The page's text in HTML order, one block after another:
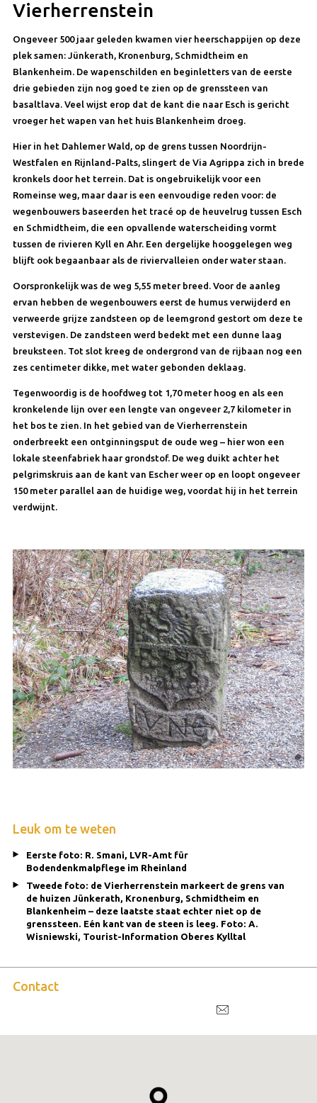
Vierherrenstein
Ongeveer 500 jaar geleden kwamen vier heerschappijen op deze
plek samen: Jünkerath, Kronenburg, Schmidtheim en
Blankenheim. De wapenschilden en beginletters van de eerste
drie gebieden zijn nog goed te zien op de grenssteen van
basaltlava. Veel wijst erop dat de kant die naar Esch is gericht
vroeger het wapen van het huis Blankenheim droeg.
Hier in het Dahlemer Wald, op de grens tussen Noordrijn-
Westfalen en Rijnland-Palts, slingert de Via Agrippa zich in brede
kronkels door het terrein. Dat is ongebruikelijk voor een
Romeinse weg, maar daar is een eenvoudige reden voor: de
wegenbouwers baseerden het tracé op de heuvelrug tussen Esch
en Schmidtheim, die een opvallende waterscheiding vormt
tussen de rivieren Kyll en Ahr. Een dergelijke hooggelegen weg
blijft ook begaanbaar als de riviervalleien onder water staan.
Oorspronkelijk was de weg 5,55 meter breed. Voor de aanleg
ervan hebben de wegenbouwers eerst de humus verwijderd en
verweerde grijze zandsteen op de leemgrond gestort om deze te
verstevigen. De zandsteen werd bedekt met een dunne laag
breuksteen. Tot slot kreeg de ondergrond van de rijbaan nog een
zes centimeter dikke, met water gebonden deklaag.
Tegenwoordig is de hoofdweg tot 1,70 meter hoog en als een
kronkelende lijn over een lengte van ongeveer 2,7 kilometer in
het bos te zien. In het gebied van de Vierherrenstein
onderbreekt een ontginningsput de oude weg – hier won een
lokale steenfabriek haar grondstof. De weg duikt achter het
pelgrimskruis aan de kant van Escher weer op en loopt ongeveer
150 meter parallel aan de huidige weg, voordat hij in het terrein
verdwijnt.
Leuk om te weten
Eerste foto: R. Smani, LVR-Amt für
Bodendenkmalpflege im Rheinland
Tweede foto: de Vierherrenstein markeert de grens van
de huizen Jünkerath, Kronenburg, Schmidtheim en
Blankenheim – deze laatste staat echter niet op de
grenssteen. Eén kant van de steen is leeg. Foto: A.
Wisniewski, Tourist-Information Oberes Kylltal
Contact